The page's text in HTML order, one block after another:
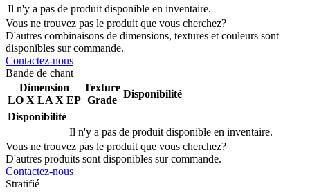
Il n'y a pas de produit disponible en inventaire.
Vous ne trouvez pas le produit que vous cherchez?
D'autres combinaisons de dimensions, textures et couleurs sont
disponibles sur commande.
Contactez-nous
Bande de chant
Dimension
LO X LA X EP
Texture
Grade
Disponibilité
Disponibilité
Il n'y a pas de produit disponible en inventaire.
Vous ne trouvez pas le produit que vous cherchez?
D'autres produits sont disponibles sur commande.
Contactez-nous
Stratifié